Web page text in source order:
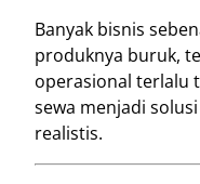
Banyak bisnis
produknya buruk,
operasional terlalu
sewa menjadi
realistis.